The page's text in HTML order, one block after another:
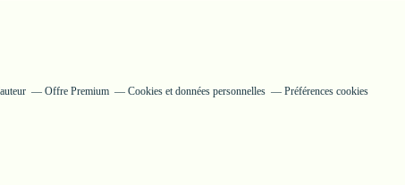
Offre Premium Cookies et données personnelles Préférences cookies